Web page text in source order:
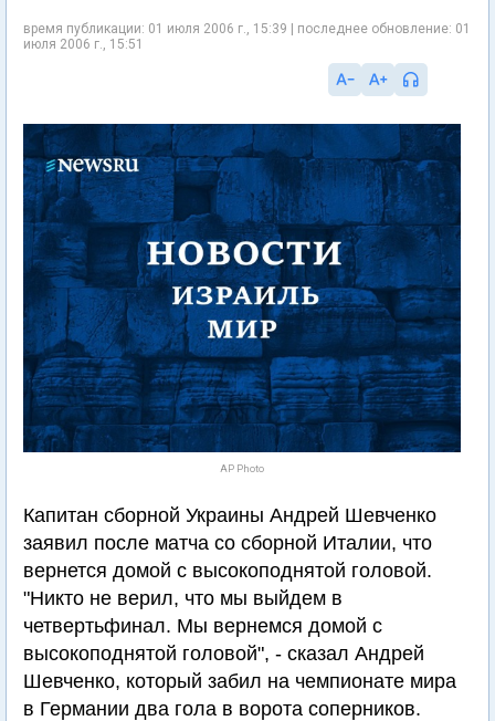
время публикации: 01 июля 2006 г., 15:39 | последнее обновление: 01
июля 2006 г., 15:51
AP Photo
Капитан сборной Украины Андрей Шевченко
заявил после матча со сборной Италии, что
вернется домой с высокоподнятой головой.
"Никто не верил, что мы выйдем в
четвертьфинал. Мы вернемся домой с
высокоподнятой головой", - сказал Андрей
Шевченко, который забил на чемпионате мира
в Германии два гола в ворота соперников.